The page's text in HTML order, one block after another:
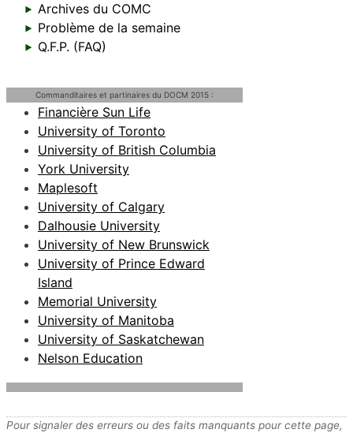
Archives du COMC
Problème de la semaine
Q.F.P. (FAQ)
Commanditaires et partinaires du DOCM 2015 :
Financière Sun Life
University of Toronto
University of British Columbia
York University
Maplesoft
University of Calgary
Dalhousie University
University of New Brunswick
University of Prince Edward
Island
Memorial University
University of Manitoba
University of Saskatchewan
Nelson Education
Pour signaler des erreurs ou des faits manquants pour cette page,